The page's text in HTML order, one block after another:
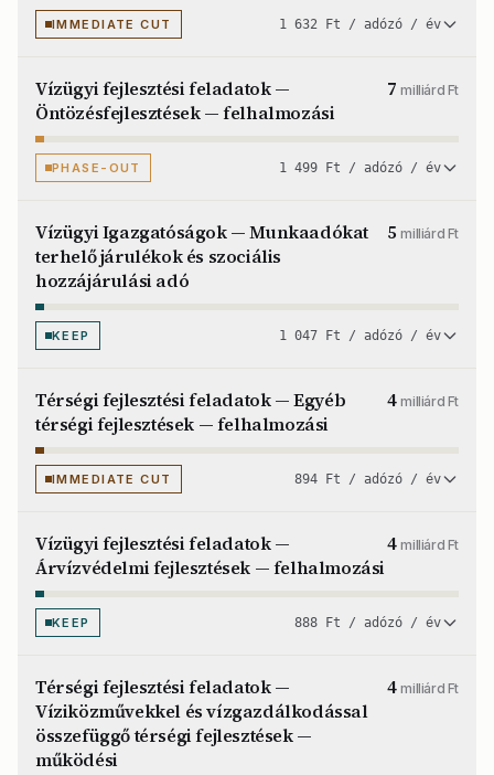
IMMEDIATE CUT 1 632 Ft / adózó / év
Vízügyi fejlesztési feladatok —
Öntözésfejlesztések — felhalmozási
7milliárd Ft
PHASE-OUT 1 499 Ft / adózó / év
Vízügyi Igazgatóságok — Munkaadókat
terhelő járulékok és szociális
hozzájárulási adó
5milliárd Ft
KEEP 1 047 Ft / adózó / év
Térségi fejlesztési feladatok — Egyéb
térségi fejlesztések — felhalmozási
4milliárd Ft
IMMEDIATE CUT 894 Ft / adózó / év
Vízügyi fejlesztési feladatok —
Árvízvédelmi fejlesztések — felhalmozási
4milliárd Ft
KEEP 888 Ft / adózó / év
Térségi fejlesztési feladatok —
Víziközművekkel és vízgazdálkodással
összefüggő térségi fejlesztések —
működési
4milliárd Ft